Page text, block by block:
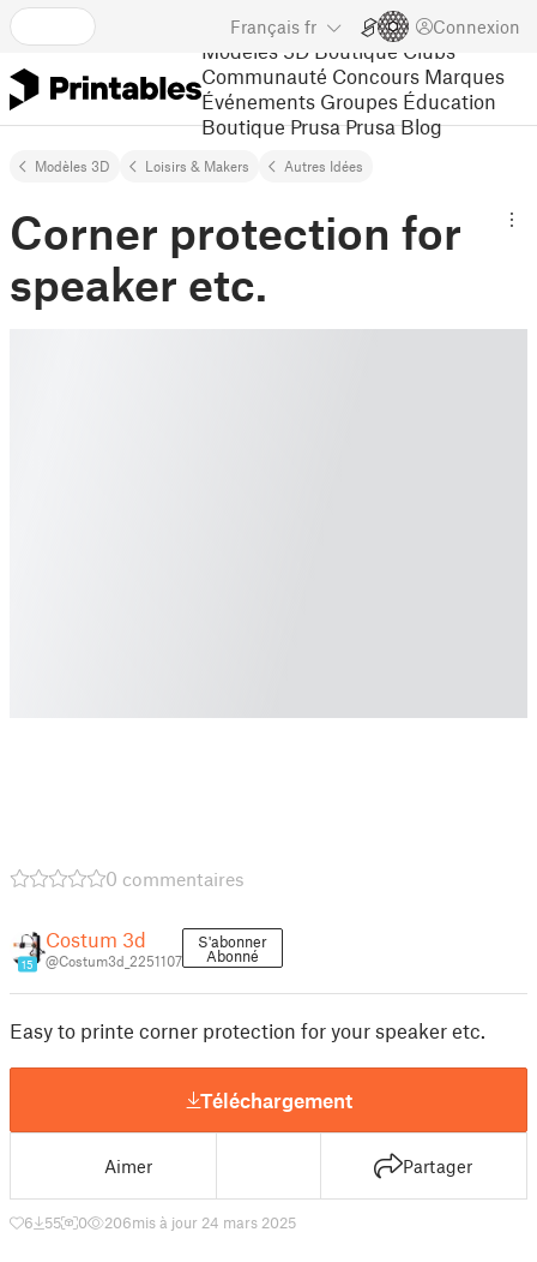
Français fr Connexion
Modèles 3D Boutique Clubs
Communauté Concours Marques
Événements Groupes Éducation
Boutique Prusa Prusa Blog
Modèles 3D Loisirs & Makers Autres Idées
Corner protection for
speaker etc.
0 commentaires
15
Costum 3d
@Costum3d_2251107
S'abonner
Abonné
Easy to printe corner protection for your speaker etc.
Téléchargement
Aimer Partager
6 55 0 206mis à jour 24 mars 2025